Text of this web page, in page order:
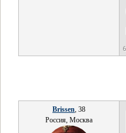
Brissen, 38
Россия, Москва